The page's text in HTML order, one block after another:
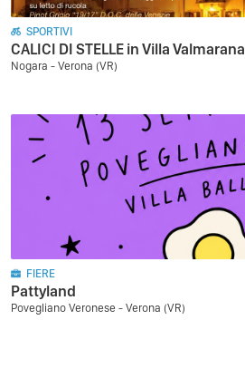
SPORTIVI
CALICI DI STELLE in Villa Valmarana
Nogara - Verona (VR)
FIERE
Pattyland
Povegliano Veronese - Verona (VR)